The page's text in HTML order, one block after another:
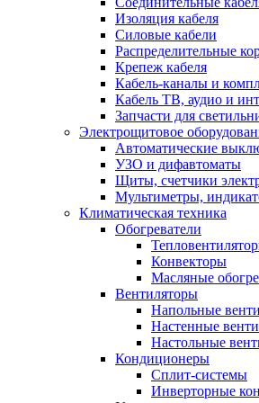
Изоляция кабеля
Силовые кабели
Распределительные
Крепеж кабеля
Кабель-каналы и
Кабель ТВ, аудио и
Запчасти для
Электрощитовое
Автоматические
УЗО и дифавтоматы
Щиты, счетчики
Мультиметры,
Климатическая техника
Обогреватели
Конвекторы
Масляные
Вентиляторы
Напольные
Настенные
Настольные
Кондиционеры
Сплит-системы
Инверторные